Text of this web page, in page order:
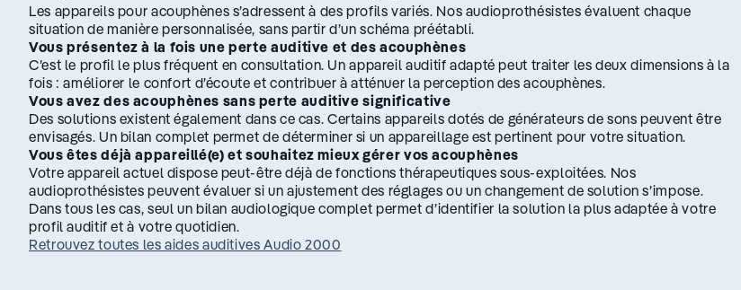
Les appareils pour acouphènes s’adressent à des profils variés. Nos audioprothésistes évaluent chaque
situation de manière personnalisée, sans partir d’un schéma préétabli.
Vous présentez à la fois une perte auditive et des acouphènes
C’est le profil le plus fréquent en consultation. Un appareil auditif adapté peut traiter les deux dimensions à la
fois : améliorer le confort d’écoute et contribuer à atténuer la perception des acouphènes.
Vous avez des acouphènes sans perte auditive significative
Des solutions existent également dans ce cas. Certains appareils dotés de générateurs de sons peuvent être
envisagés. Un bilan complet permet de déterminer si un appareillage est pertinent pour votre situation.
Vous êtes déjà appareillé(e) et souhaitez mieux gérer vos acouphènes
Votre appareil actuel dispose peut-être déjà de fonctions thérapeutiques sous-exploitées. Nos
audioprothésistes peuvent évaluer si un ajustement des réglages ou un changement de solution s’impose.
Dans tous les cas, seul un bilan audiologique complet permet d’identifier la solution la plus adaptée à votre
profil auditif et à votre quotidien.
Retrouvez toutes les aides auditives Audio 2000